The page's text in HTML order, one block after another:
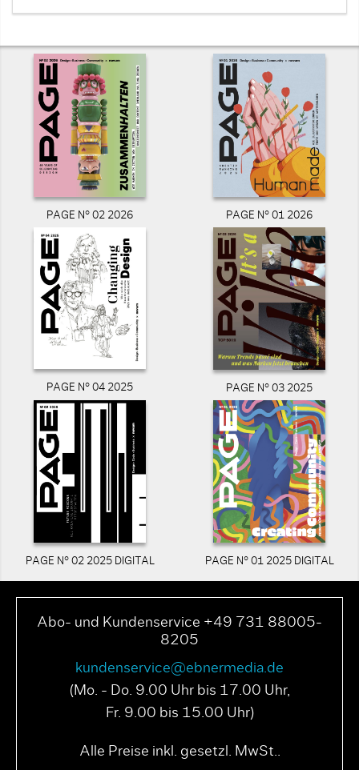
PAGE N° 02 2026 PAGE N° 01 2026
PAGE N° 04 2025 PAGE N° 03 2025
PAGE N° 02 2025 DIGITAL PAGE N° 01 2025 DIGITAL
Abo- und Kundenservice +49 731 88005-
8205
kundenservice@ebnermedia.de
(Mo. - Do. 9.00 Uhr bis 17.00 Uhr,
Fr. 9.00 bis 15.00 Uhr)
Alle Preise inkl. gesetzl. MwSt..